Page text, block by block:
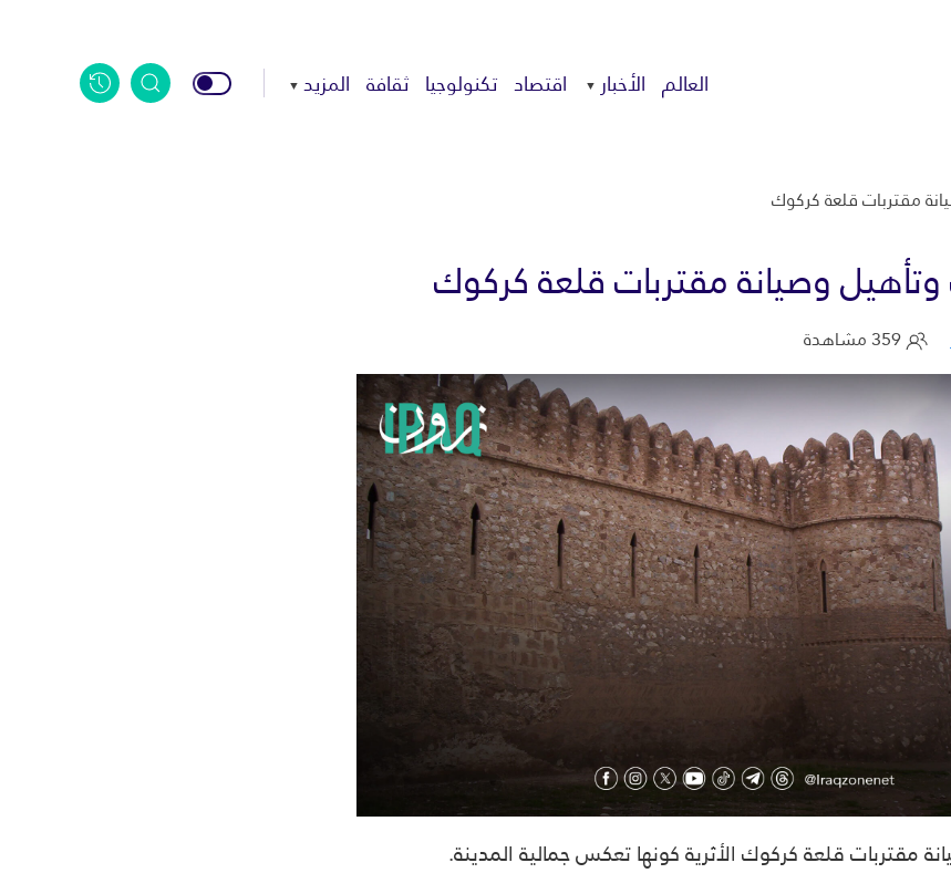
العالم الأخبار اقتصاد تكنولوجيا ثقافة المزيد
مقتربات قلعة كركوك
وصيانة مقتربات قلعة كركوك
قلعة كركوك الأثرية كونها تعكس جمالية المدينة.